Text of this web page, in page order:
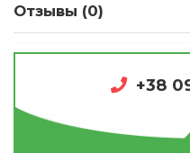
Отзывы (0)
+38